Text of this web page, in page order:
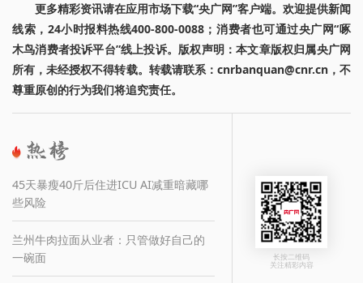
更多精彩资讯请在应用市场下载“央广网”客户端。欢迎提供新闻
线索，24小时报料热线400-800-0088；消费者也可通过央广网“啄
木鸟消费者投诉平台”线上投诉。版权声明：本文章版权归属央广网
所有，未经授权不得转载。转载请联系：cnrbanquan@cnr.cn，不
尊重原创的行为我们将追究责任。
45天暴瘦40斤后住进ICU AI减重暗藏哪
些风险
兰州牛肉拉面从业者：只管做好自己的
一碗面
长按二维码
关注精彩内容